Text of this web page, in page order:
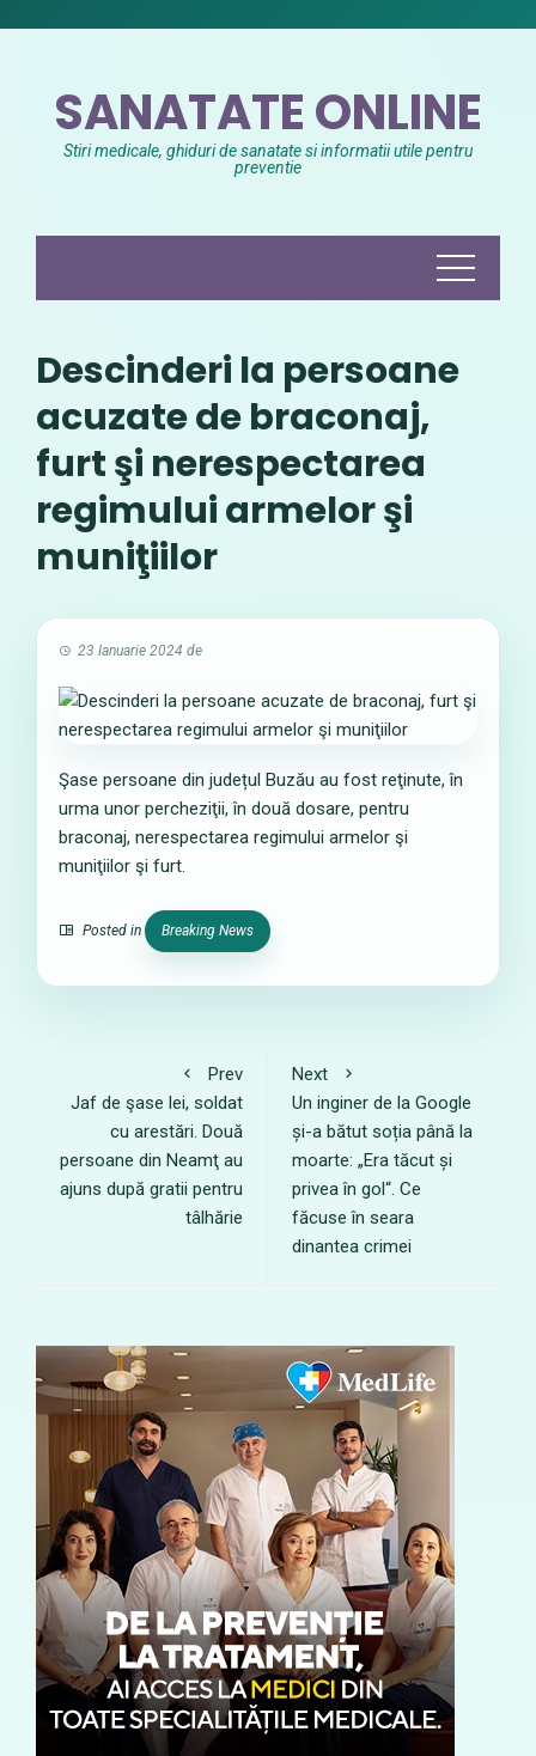
SANATATE ONLINE
Stiri medicale, ghiduri de sanatate si informatii utile pentru
preventie
Descinderi la persoane
acuzate de braconaj,
furt şi nerespectarea
regimului armelor şi
muniţiilor
23 Ianuarie 2024 de
Şase persoane din județul Buzău au fost reţinute, în
urma unor percheziţii, în două dosare, pentru
braconaj, nerespectarea regimului armelor şi
muniţiilor şi furt.
Posted in Breaking News
Prev
Jaf de şase lei, soldat
cu arestări. Două
persoane din Neamţ au
ajuns după gratii pentru
tâlhărie
Next
Un inginer de la Google
și-a bătut soția până la
moarte: „Era tăcut și
privea în gol“. Ce
făcuse în seara
dinantea crimei